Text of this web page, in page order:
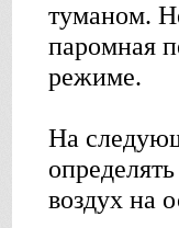
туманом.
паромная
режиме.
На
воздух на